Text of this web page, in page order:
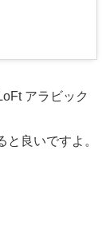
アラビック
良いですよ。